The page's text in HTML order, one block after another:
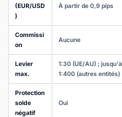
(EUR/USD
)
À partir de 0,9 pips
Commissi
on
Aucune
Levier
max.
1:30 (UE/AU) ; jusqu'à
1:400 (autres entités)
Protection
solde
négatif
Oui